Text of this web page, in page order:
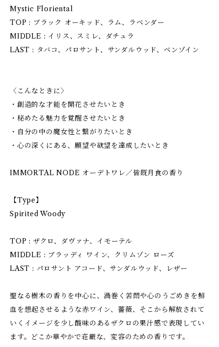
Mystic Floriental
TOP : ブラック オーキッド、ラム、ラベンダー
MIDDLE : イリス、スミレ、ダチュラ
LAST : タバコ、パロサント、サンダルウッド、ベンゾイン
〈こんなときに〉
・創造的な才能を開花させたいとき
・秘めたる魅力を覚醒させたいとき
・自分の中の魔女性と繋がりたいとき
・心の深くにある、願望や欲望を達成したいとき
IMMORTAL NODE オーデトワレ／皆既月食の香り
【Type】
Spirited Woody
TOP : ザクロ、ダヴァナ、イモーテル
MIDDLE : ブラッディ ワイン、クリムゾン ローズ
LAST : パロサント アコード、サンダルウッド、レザー
聖なる樹木の香りを中心に、渦巻く苦悶や心のうごめきを鮮
血を想起させるような赤ワイン、薔薇、そこから解放されて
いくイメージを少し酸味のあるザクロの果汁感で表現してい
ます。どこか華やかで荘厳な、変容のための香りです。